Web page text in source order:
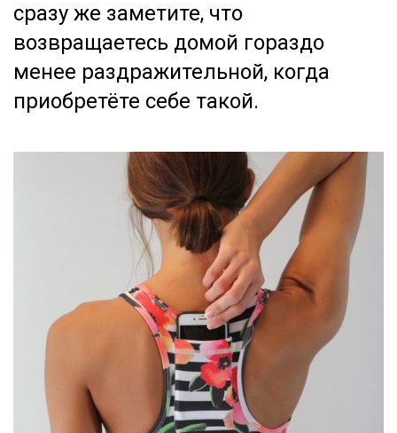
сразу же заметите, что
возвращаетесь домой гораздо
менее раздражительной, когда
приобретёте себе такой.